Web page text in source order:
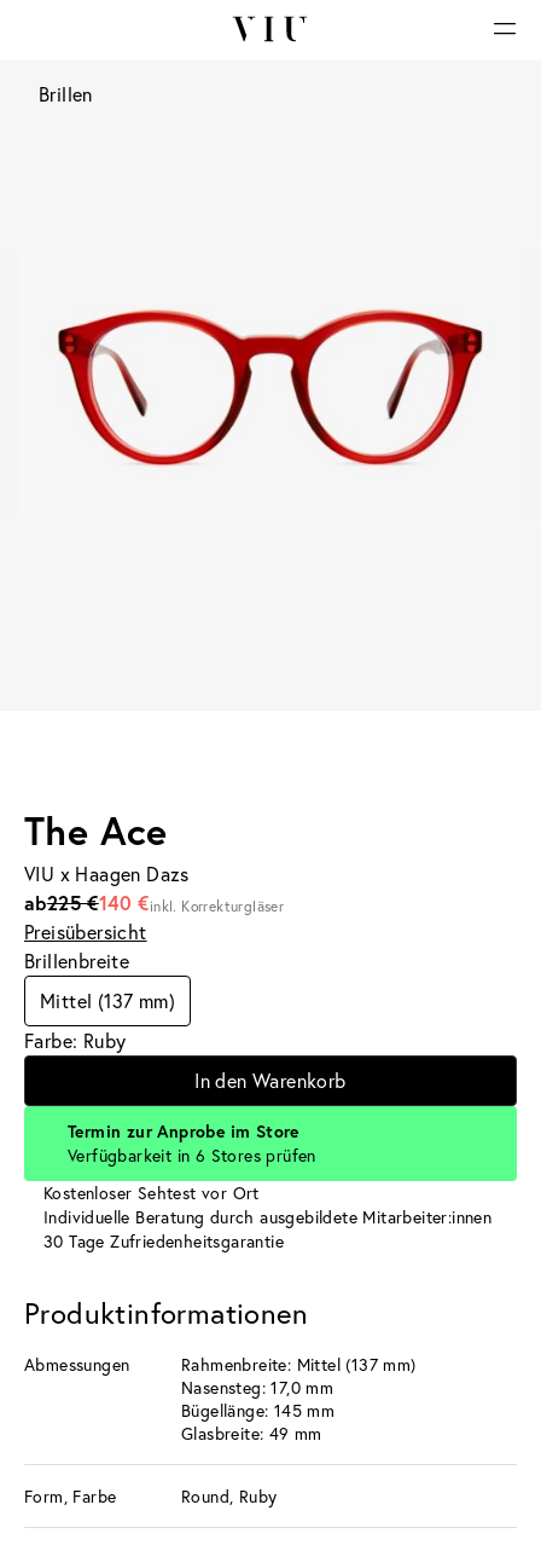
Brillen
The Ace
VIU x Haagen Dazs
ab225 €140 €inkl. Korrekturgläser
Preisübersicht
Brillenbreite
Mittel (137 mm)
Farbe: Ruby
In den Warenkorb
Termin zur Anprobe im Store
Verfügbarkeit in 6 Stores prüfen
Kostenloser Sehtest vor Ort
Individuelle Beratung durch ausgebildete Mitarbeiter:innen
30 Tage Zufriedenheitsgarantie
Produktinformationen
Abmessungen
Rahmenbreite: Mittel (137 mm)
Nasensteg: 17,0 mm
Bügellänge: 145 mm
Glasbreite: 49 mm
Form, Farbe Round, Ruby